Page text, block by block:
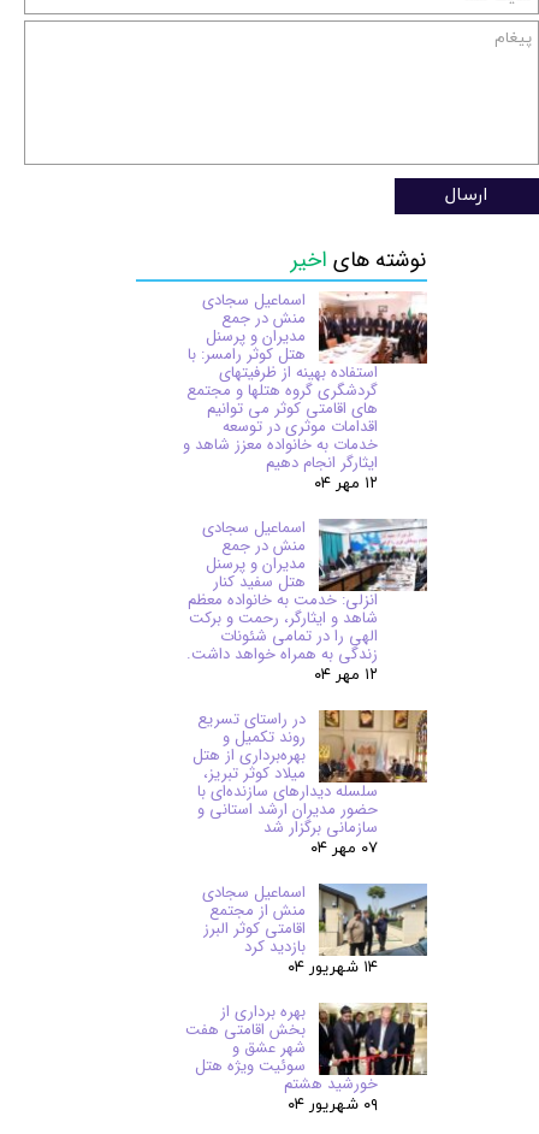
ارسال
نوشته های اخیر
اسماعیل سجادی
منش در جمع
مدیران و پرسنل
هتل کوثر رامسر: با
استفاده بهینه از ظرفیتهای
گردشگری گروه هتلها و مجتمع
های اقامتی کوثر می توانیم
اقدامات موثری در توسعه
خدمات به خانواده معزز شاهد و
ایثارگر انجام دهیم
۱۲ مهر ۰۴
اسماعیل سجادی
منش در جمع
مدیران و پرسنل
هتل سفید کنار
انزلی: خدمت به خانواده معظم
شاهد و ایثارگر، رحمت و برکت
الهی را در تمامی شئونات
زندگی به همراه خواهد داشت.
۱۲ مهر ۰۴
در راستای تسریع
روند تکمیل و
بهره‌برداری از هتل
میلاد کوثر تبریز،
سلسله دیدارهای سازنده‌ای با
حضور مدیران ارشد استانی و
سازمانی برگزار شد
۰۷ مهر ۰۴
اسماعیل سجادی
منش از مجتمع
اقامتی کوثر البرز
بازدید کرد
۱۴ شهریور ۰۴
بهره برداری از
بخش اقامتی هفت
شهر عشق و
سوئیت ویژه هتل
خورشید هشتم
۰۹ شهریور ۰۴